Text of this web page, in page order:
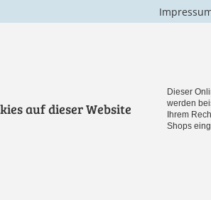
AGB
Vertrag
auf dieser Website
Dieser
werden
Ihrem
Shops